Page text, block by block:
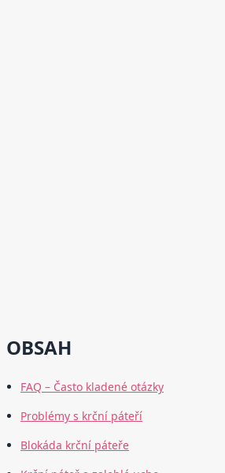
OBSAH
FAQ – Často kladené otázky
Problémy s krční páteří
Blokáda krční páteře